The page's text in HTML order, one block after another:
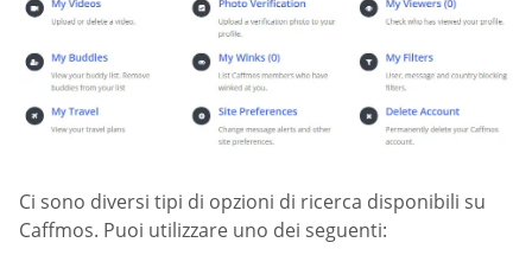
Ci sono diversi tipi di opzioni di ricerca disponibili su
Caffmos. Puoi utilizzare uno dei seguenti: